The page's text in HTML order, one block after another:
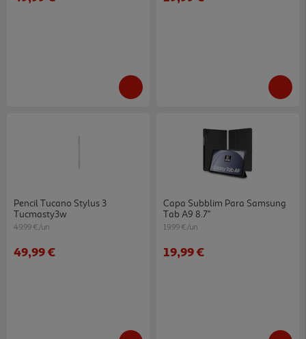
Pencil Tucano Stylus 3
Tucmasty3w
49.99 €/un
49,99 €
Capa Subblim Para Samsung
Tab A9 8.7"
19.99 €/un
19,99 €